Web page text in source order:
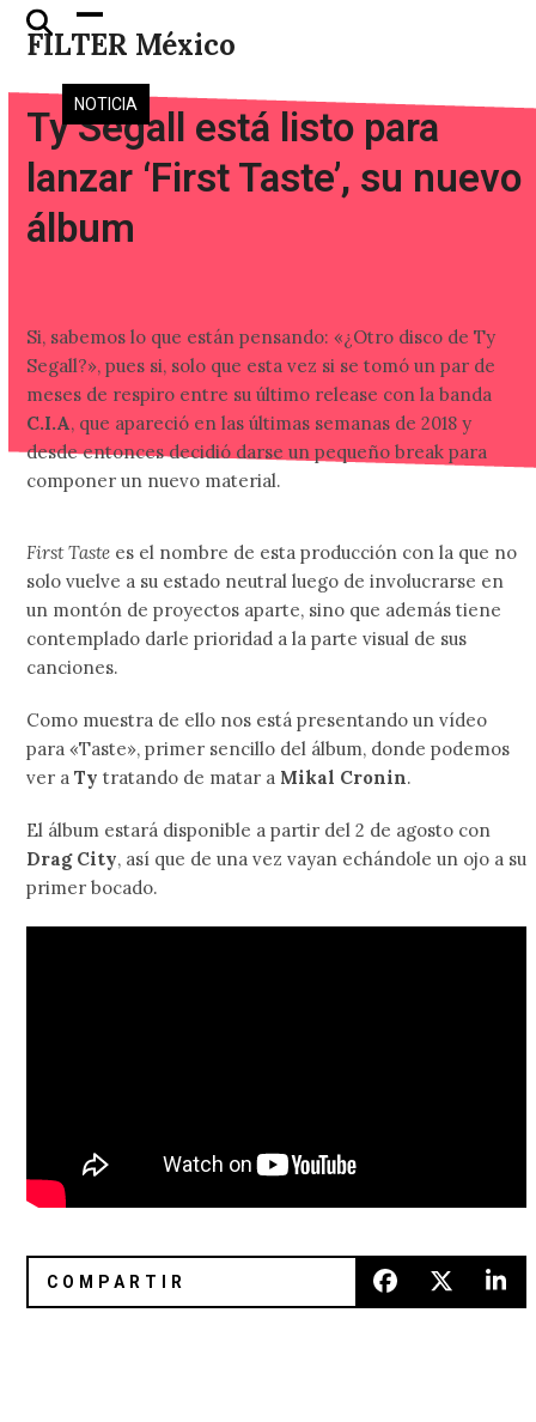
Skip
FILTER México
Open
mobile
menu
Close
mobile
menu
NOTICIA
Ty Segall está listo para
lanzar ‘First Taste’, su nuevo
álbum
Si, sabemos lo que están pensando: «¿Otro disco de Ty
Segall?», pues si, solo que esta vez si se tomó un par de
meses de respiro entre su último release con la banda
C.I.A, que apareció en las últimas semanas de 2018 y
desde entonces decidió darse un pequeño break para
componer un nuevo material.
First Taste es el nombre de esta producción con la que no
solo vuelve a su estado neutral luego de involucrarse en
un montón de proyectos aparte, sino que además tiene
contemplado darle prioridad a la parte visual de sus
canciones.
Como muestra de ello nos está presentando un vídeo
para «Taste», primer sencillo del álbum, donde podemos
ver aTy tratando de matar a Mikal Cronin.
El álbum estará disponible a partir del 2 de agosto con
Drag City, así que de una vez vayan echándole un ojo a su
primer bocado.